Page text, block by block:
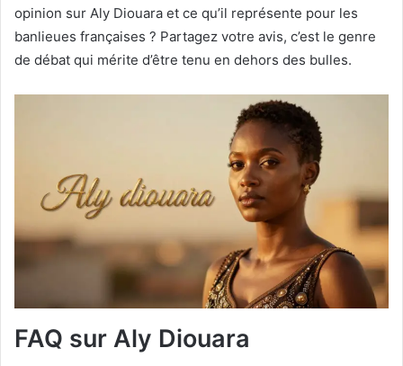
opinion sur Aly Diouara et ce qu’il représente pour les
banlieues françaises ? Partagez votre avis, c’est le genre
de débat qui mérite d’être tenu en dehors des bulles.
FAQ sur Aly Diouara